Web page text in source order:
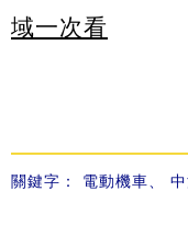
域一次看
關鍵字： 電動機車